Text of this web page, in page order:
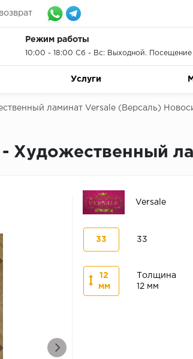
Режим работы
10:00 - 18:00 Сб - Вс: Выходной. Посещение
Услуги
ламинат Versale (Версаль)
Художественный
Versale
33 33
12
мм
Толщина
12 мм